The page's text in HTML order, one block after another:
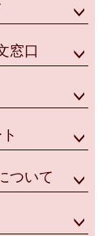
窓口
ついて